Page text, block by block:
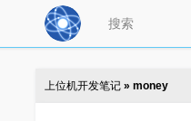
上位机开发笔记 » money